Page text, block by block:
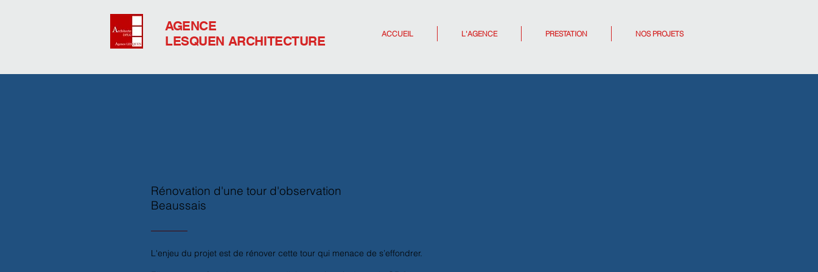
AGENCE
LESQUEN ARCHITECTURE
ACCUEIL L'AGENCE PRESTATION NOS PROJETS
Rénovation d'une tour d'observation
Beaussais
L'enjeu du projet est de rénover cette tour qui menace de s’effondrer.